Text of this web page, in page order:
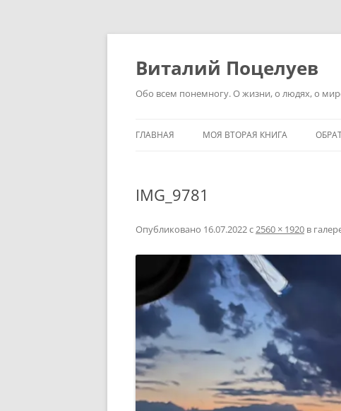
Перейти
Виталий Поцелуев
Обо всем понемногу. О жизни, о людях, о
ГЛАВНАЯ МОЯ ВТОРАЯ КНИГА
IMG_9781
Опубликовано 16.07.2022с2560 × 1920 в